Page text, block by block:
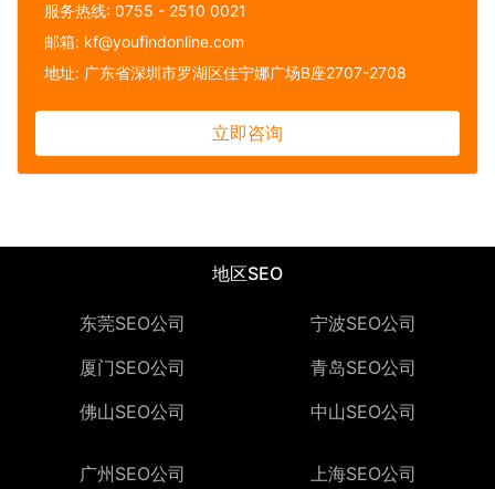
服务热线: 0755 - 2510 0021
邮箱: kf@youfindonline.com
地址: 广东省深圳市罗湖区佳宁娜广场B座2707-2708
立即咨询
地区SEO
东莞SEO公司
厦门SEO公司
佛山SEO公司
宁波SEO公司
青岛SEO公司
中山SEO公司
广州SEO公司
上海SEO公司